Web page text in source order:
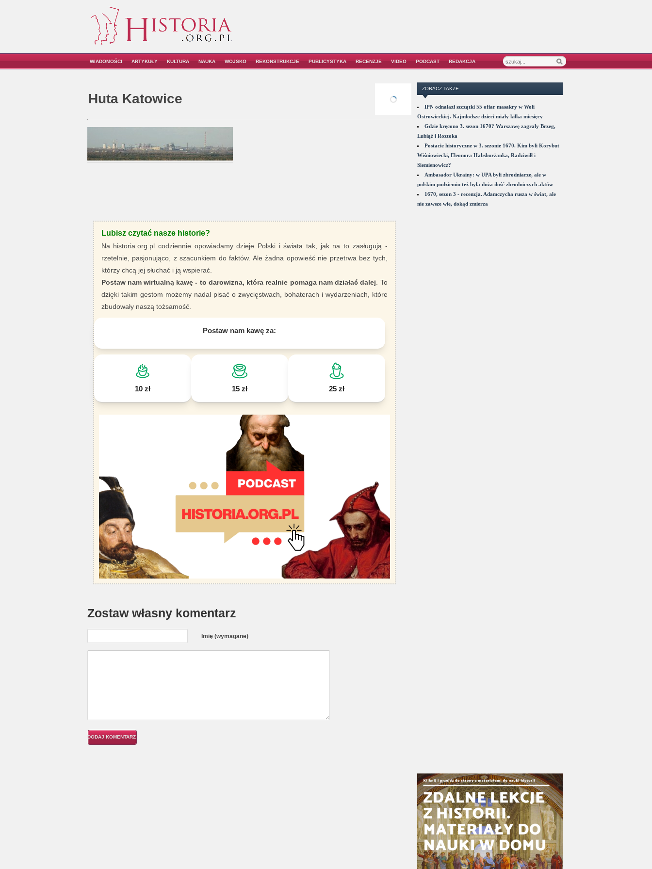
WIADOMOŚCI ARTYKUŁY KULTURA NAUKA WOJSKO REKONSTRUKCJE PUBLICYSTYKA RECENZJE VIDEO PODCAST REDAKCJA
Huta Katowice
Lubisz czytać nasze historie?
Na historia.org.pl codziennie opowiadamy dzieje Polski i świata tak, jak na to zasługują -
rzetelnie, pasjonująco, z szacunkiem do faktów. Ale żadna opowieść nie przetrwa bez tych,
którzy chcą jej słuchać i ją wspierać.
Postaw nam wirtualną kawę - to darowizna, która realnie pomaga nam działać dalej . To
dzięki takim gestom możemy nadal pisać o zwycięstwach, bohaterach i wydarzeniach, które
zbudowały naszą tożsamość.
Postaw nam kawę za:
10 zł 15 zł 25 zł
Zostaw własny komentarz
Imię (wymagane)
ZOBACZ TAKŻE
IPN odnalazł szczątki 55 ofiar masakry w Woli
Ostrowieckiej. Najmłodsze dzieci miały kilka miesięcy
Gdzie kręcono 3. sezon 1670? Warszawę zagrały Brzeg,
Lubiąż i Roztoka
Postacie historyczne w 3. sezonie 1670. Kim byli Korybut
Wiśniowiecki, Eleonora Habsburżanka, Radziwiłł i
Siemienowicz?
Ambasador Ukrainy: w UPA byli zbrodniarze, ale w
polskim podziemiu też była duża ilość zbrodniczych aktów
1670, sezon 3 - recenzja. Adamczycha rusza w świat, ale
nie zawsze wie, dokąd zmierza